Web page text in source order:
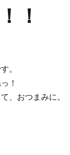
！
。
！
、おつまみに。